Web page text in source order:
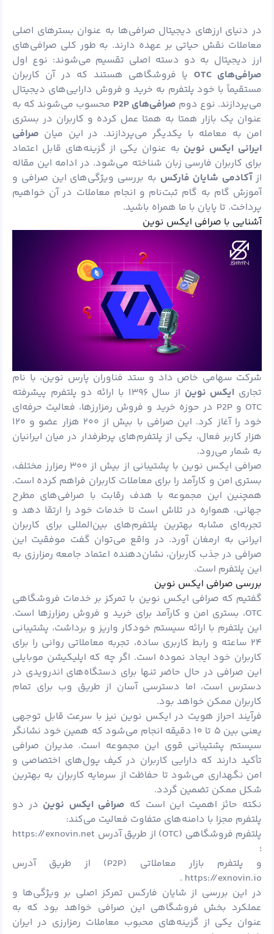
در دنیای ارزهای دیجیتال صرافی‌ها به عنوان بسترهای اصلی
معاملات نقش حیاتی بر عهده دارند. به طور کلی صرافی‌های
ارز دیجیتال به دو دسته اصلی تقسیم می‌شوند: نوع اول
صرافی‌هایOTC یا فروشگاهی هستند که در آن کاربران
مستقیماً با خود پلتفرم به خرید و فروش دارایی‌های دیجیتال
می‌پردازند. نوع دوم صرافی‌هایP2P محسوب می‌شوند که به
عنوان یک بازار همتا به همتا عمل کرده و کاربران در بستری
امن به معامله با یکدیگر می‌پردازند. در این میان صرافی
ایرانی ایکس نوین به عنوان یکی از گزینه‌های قابل اعتماد
برای کاربران فارسی‌ زبان شناخته می‌شود. در ادامه این مقاله
ازآکادمی شایان فارکس به بررسی ویژگی‌های این صرافی و
آموزش گام ‌به ‌گام ثبت‌نام و انجام معاملات در آن خواهیم
پرداخت. تا پایان با ما همراه باشید.
آشنایی با صرافی ایکس نوین
شرکت سهامی خاص داد و ستد فناوران پارس نوین، با نام
تجاری ایکس نوین
از سال ۱۳۹۶ با ارائه دو پلتفرم پیشرفته
OTC و P2P در حوزه خرید و فروش رمزارزها، فعالیت حرفه‌ای
خود را آغاز کرد. این صرافی با بیش از ۲۰۰ هزار عضو و ۱۲۰
هزار کاربر فعال، یکی از پلتفرم‌های پرطرفدار در میان ایرانیان
به شمار می‌رود.
صرافی ایکس نوین با پشتیبانی از بیش از ۳۰۰
رمزارز مختلف،
بستری امن و کارآمد را برای معاملات کاربران فراهم کرده است.
همچنین این مجموعه با هدف رقابت با صرافی‌های مطرح
جهانی، همواره در تلاش است تا خدمات خود را ارتقا دهد و
تجربه‌ای مشابه بهترین پلتفرم‌های بین‌المللی برای کاربران
ایرانی به ارمغان آورد. در واقع می‌توان گفت موفقیت این
صرافی در جذب کاربران، نشان‌دهنده اعتماد جامعه رمزارزی به
این پلتفرم است.
بررسی صرافی ایکس نوین
گفتیم که صرافی ایکس نوین با تمرکز بر خدمات فروشگاهی
OTC، بستری امن و کارآمد برای خرید و فروش رمزارزها است.
این پلتفرم با ارائه سیستم خودکار واریز و برداشت، پشتیبانی
۲۴ ساعته و رابط کاربری ساده، تجربه معاملاتی روانی را برای
کاربران خود ایجاد نموده است. اگر چه که اپلیکیشن موبایلی
این صرافی در حال حاضر تنها برای دستگاه‌های اندرویدی در
دسترس است، اما دسترسی آسان از طریق وب برای تمام
کاربران ممکن خواهد بود.
فرآیند احراز هویت در ایکس نوین نیز با سرعت قابل توجهی
یعنی بین ۵ تا ۱۰ دقیقه انجام می‌شود که همین خود نشانگر
سیستم پشتیبانی قوی این مجموعه است. مدیران صرافی
تأکید دارند که دارایی کاربران در کیف پول‌های اختصاصی و
امن نگهداری می‌شود تا حفاظت از سرمایه کاربران به بهترین
شکل ممکن تضمین گردد.
نکته حائز اهمیت این است که صرافی ایکس نوین در دو
پلتفرم مجزا با دامنه‌های متفاوت فعالیت می‌کند:
پلتفرم فروشگاهی (OTC) از طریق آدرس
https://exnovin.net
؛
و پلتفرم بازار معاملاتی (P2P) از طریق آدرس
https://exnovin.io
.
در این بررسی از شایان فارکس تمرکز اصلی بر ویژگی‌ها و
عملکرد بخش فروشگاهی این صرافی خواهد بود که به
عنوان یکی از گزینه‌های محبوب معاملات رمزارزی در ایران